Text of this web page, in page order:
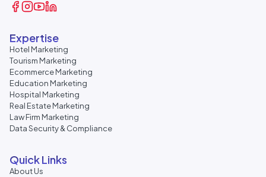
Expertise
Hotel Marketing
Tourism Marketing
Ecommerce Marketing
Education Marketing
Hospital Marketing
Real Estate Marketing
Law Firm Marketing
Data Security & Compliance
Quick Links
About Us